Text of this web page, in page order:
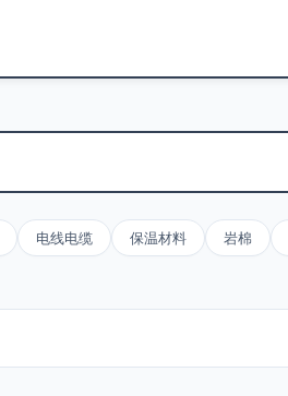
电线电缆 保温材料 岩棉